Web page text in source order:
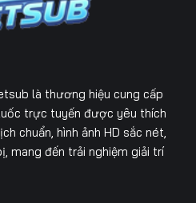
170 Tập 171
179 Tập 180
182 Tập 183
là thương hiệu cung cấp
trực tuyến được yêu thích
chuẩn, hình ảnh HD sắc nét,
mang đến trải nghiệm giải trí